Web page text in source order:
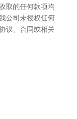
取的任何款项均
公司未授权任何
议、合同或相关